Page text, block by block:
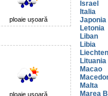
ploaie ușoară
ploaie ușoară
Israel
Italia
Japonia
Letonia
Liban
Libia
Lituania
Macao
Malta
Marea